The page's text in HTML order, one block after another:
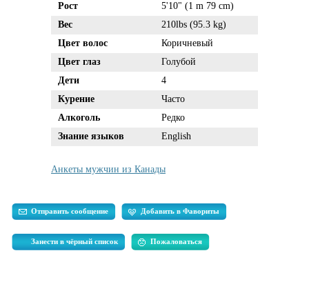
Рост
5'10" (1 m 79 cm)
Вес
210lbs (95.3 kg)
Цвет волос
Коричневый
Цвет глаз
Голубой
Дети
4
Курение
Часто
Алкоголь
Редко
Знание языков
English
Анкеты мужчин из Канады
Отправить сообщение Добавить в Фавориты
Занести в чёрный список Пожаловаться